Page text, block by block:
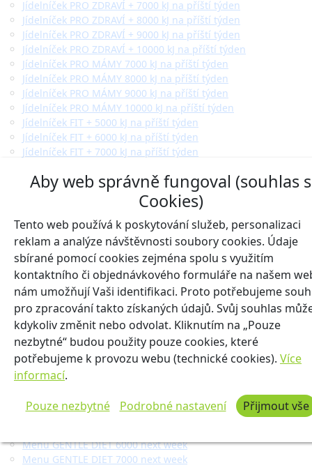
Aby web správně fungoval (souhlas s
Cookies)
Tento web používá k poskytování služeb, personalizaci
reklam a analýze návštěvnosti soubory cookies. Údaje
sbírané pomocí cookies zejména spolu s využitím
kontaktního či objednávkového formuláře na našem
nám umožňují Vaši identifikaci. Proto potřebujeme
pro zpracování takto získaných údajů. Svůj souhlas
kdykoliv změnit nebo odvolat. Kliknutím na „Pouze
nezbytné“ budou použity pouze cookies, které
potřebujeme k provozu webu (technické cookies). Více
informací.
Pouze nezbytné
Podrobné nastavení Přijmout vše
Jídelníček PRO ZDRAVÍ + 7000 kJ na příští týden
Jídelníček PRO ZDRAVÍ + 8000 kJ na příští týden
Jídelníček PRO ZDRAVÍ + 9000 kJ na příští týden
Jídelníček PRO ZDRAVÍ + 10000 kJ na příští týden
Jídelníček PRO MÁMY 7000 kJ na příští týden
Jídelníček PRO MÁMY 8000 kJ na příští týden
Jídelníček PRO MÁMY 9000 kJ na příští týden
Jídelníček PRO MÁMY 10000 kJ na příští týden
Jídelníček FIT + 5000 kJ na příští týden
Jídelníček FIT + 6000 kJ na příští týden
Jídelníček FIT + 7000 kJ na příští týden
Jídelníček FIT + 9000 kJ na příští týden
Jídelníček FIT + 10000 kJ na příští týden
Jídelníček FIT + 11000 kJ na příští týden
Jídelníček FIT + 12000 kJ na příští týden
Jídelníček FIT + 14000 kJ na příští týden
Jídelníček PROTEIN + 5000 kJ na příští týden
Jídelníček PROTEIN + 6000 kJ na příští týden
Jídelníček PROTEIN + 7000 kJ na příští týden
Jídelníček PROTEIN + 8000 kJ na příští týden
Jídelníček PROTEIN + 9000 kJ na příští týden
Jídelníček PROTEIN + 10000 kJ na příští týden
Jídelníček PROTEIN + 11000 kJ na příští týden
Jídelníček PROTEIN + 12000 kJ na příští týden
Jídelníček PROTEIN + 14000 kJ na příští týden
Menu FOR DIABETICS 200 g next week
Menu FOR DIABETICS 250 g next week
Menu GENTLE DIET 6000 next week
Menu GENTLE DIET 7000 next week